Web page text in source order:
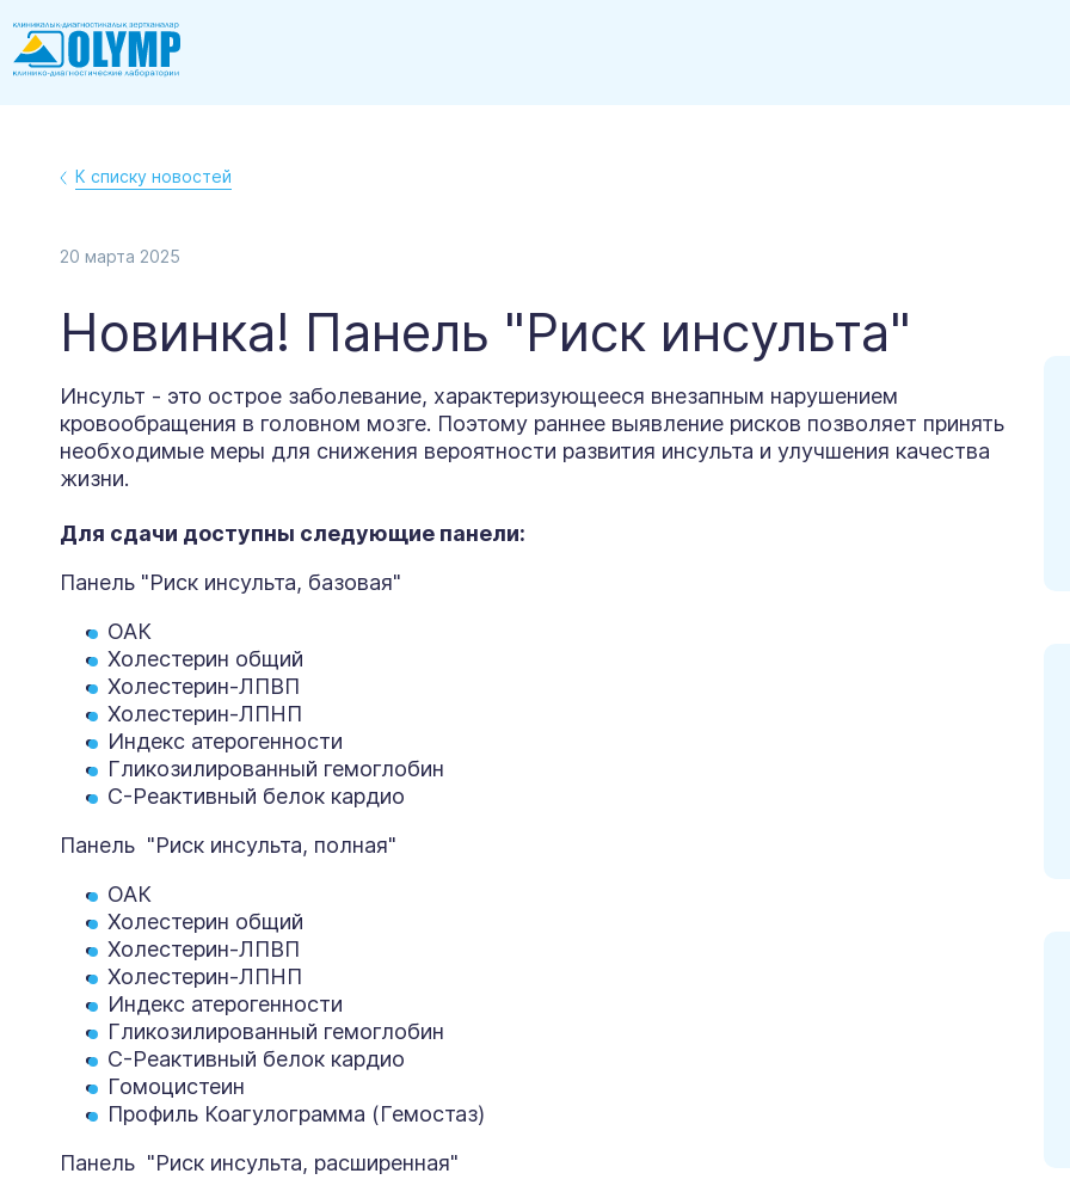
К списку новостей
20 марта 2025
Новинка! Панель "Риск инсульта"
Инсульт - это острое заболевание, характеризующееся внезапным нарушением
кровообращения в головном мозге. Поэтому раннее выявление рисков позволяет принять
необходимые меры для снижения вероятности развития инсульта и улучшения качества
жизни.
Для сдачи доступны следующие панели:
Панель "Риск инсульта, базовая"
ОАК
Холестерин общий
Холестерин-ЛПВП
Холестерин-ЛПНП
Индекс атерогенности
Гликозилированный гемоглобин
С-Реактивный белок кардио
Панель "Риск инсульта, полная"
ОАК
Холестерин общий
Холестерин-ЛПВП
Холестерин-ЛПНП
Индекс атерогенности
Гликозилированный гемоглобин
С-Реактивный белок кардио
Гомоцистеин
Профиль Коагулограмма (Гемостаз)
Панель "Риск инсульта, расширенная"